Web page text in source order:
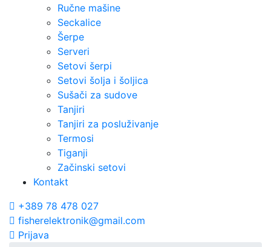
Ručne mašine
Seckalice
Šerpe
Serveri
Setovi šerpi
Setovi šolja i šoljica
Sušači za sudove
Tanjiri
Tanjiri za posluživanje
Termosi
Tiganji
Začinski setovi
Kontakt
+389 78 478 027
fisherelektronik@gmail.com
Prijava